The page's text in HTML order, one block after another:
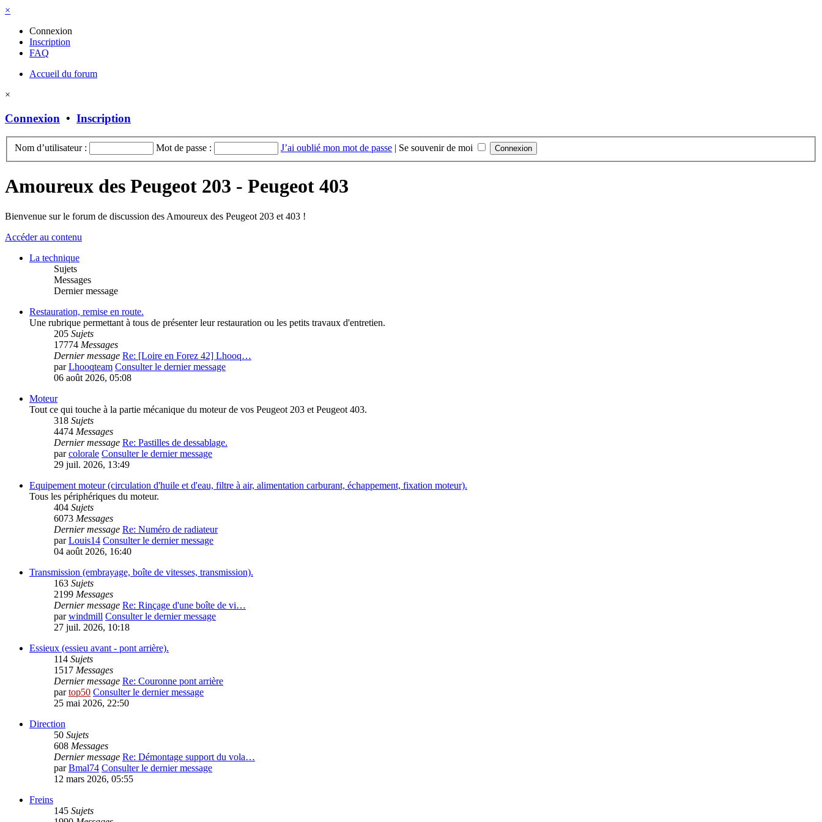
×
Connexion
Inscription
FAQ
Accueil du forum
×
Connexion • Inscription
Nom d’utilisateur : Mot de passe : J’ai oublié mon mot de passe | Se souvenir de moi
Amoureux des Peugeot 203 - Peugeot 403
Bienvenue sur le forum de discussion des Amoureux des Peugeot 203 et 403 !
Accéder au contenu
La technique
Sujets
Messages
Dernier message
Restauration, remise en route.
Une rubrique permettant à tous de présenter leur restauration ou les petits travaux d'entretien.
205 Sujets
17774 Messages
Dernier message Re: [Loire en Forez 42] Lhooq…
parLhooqteam Consulter le dernier message
06 août 2026, 05:08
Moteur
Tout ce qui touche à la partie mécanique du moteur de vos Peugeot 203 et Peugeot 403.
318 Sujets
4474 Messages
Dernier message Re: Pastilles de dessablage.
parcolorale Consulter le dernier message
29 juil. 2026, 13:49
Equipement moteur (circulation d'huile et d'eau, filtre à air, alimentation carburant, échappement, fixation moteur).
Tous les périphériques du moteur.
404 Sujets
6073 Messages
Dernier message Re: Numéro de radiateur
parLouis14 Consulter le dernier message
04 août 2026, 16:40
Transmission (embrayage, boîte de vitesses, transmission).
163 Sujets
2199 Messages
Dernier message Re: Rinçage d'une boîte de vi…
parwindmill Consulter le dernier message
27 juil. 2026, 10:18
Essieux (essieu avant - pont arrière).
114 Sujets
1517 Messages
Dernier message Re: Couronne pont arrière
partop50 Consulter le dernier message
25 mai 2026, 22:50
Direction
50 Sujets
608 Messages
Dernier message Re: Démontage support du vola…
parBmal74 Consulter le dernier message
12 mars 2026, 05:55
Freins
145 Sujets